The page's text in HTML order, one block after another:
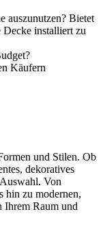
auszunutzen? Bietet
installiert zu
Käufern
und Stilen. Ob
dekoratives
Von
hin zu modernen,
Ihrem Raum und